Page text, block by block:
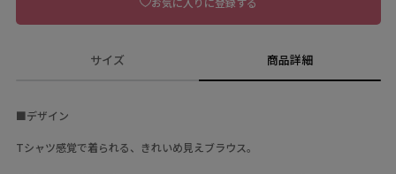
サイズ 商品詳細
■デザイン
Tシャツ感覚で着られる、きれいめ見えブラウス。